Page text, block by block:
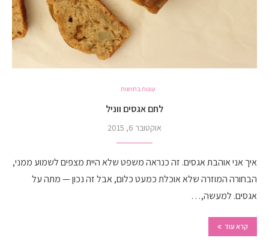
עוגות בחושות
לחם אגסים ווניל
אוקטובר 6, 2015
איך אני אוהבת אגסים. זה כנראה משפט שלא היית מצפים לשמוע ממני,
הבחורה המוזרה שלא אוכלת כמעט כלום, אבל זה נכון — מתה על
אגסים. למעשה,…
קרא עוד